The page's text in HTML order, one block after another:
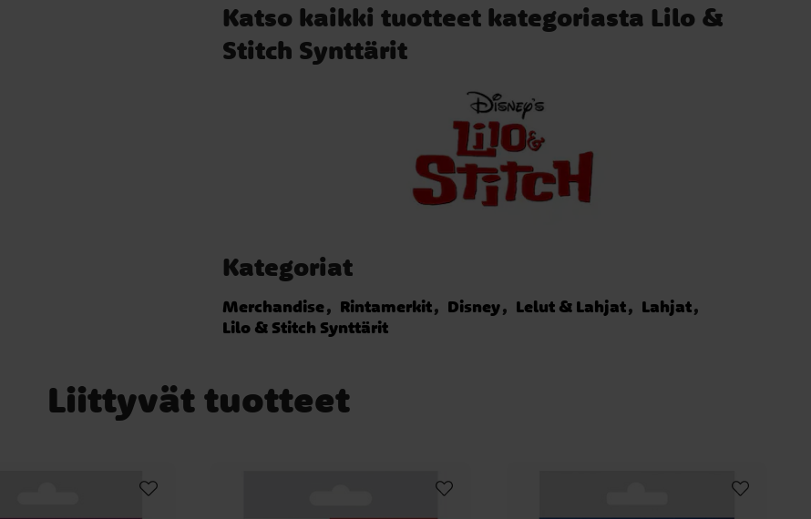
Katso kaikki tuotteet kategoriasta Lilo &
Stitch Synttärit
Kategoriat
Merchandise Rintamerkit Disney Lelut & Lahjat
Lahjat
Lilo & Stitch Synttärit
Liittyvät tuotteet